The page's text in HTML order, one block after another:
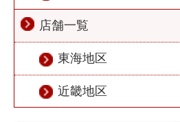
店舗一覧
東海地区
近畿地区